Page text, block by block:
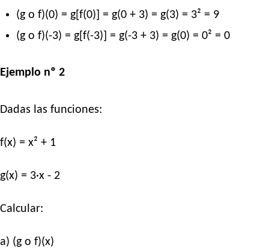
(g o f)(0) = g[f(0)] = g(0 + 3) = g(3) = 3² = 9
(g o f)(-3) = g[f(-3)] = g(-3 + 3) = g(0) = 0² = 0
Ejemplo nº 2
Dadas las funciones:
f(x) = x² + 1
g(x) = 3·x - 2
Calcular:
a) (g o f)(x)